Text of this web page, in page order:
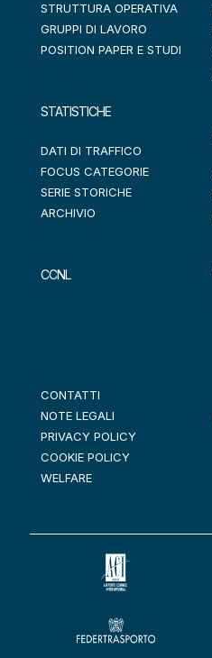
STRUTTURA OPERATIVA
GRUPPI DI LAVORO
POSITION PAPER E STUDI
STATISTICHE
DATI DI TRAFFICO
FOCUS CATEGORIE
SERIE STORICHE
ARCHIVIO
CCNL
CONTATTI
NOTE LEGALI
PRIVACY POLICY
COOKIE POLICY
WELFARE